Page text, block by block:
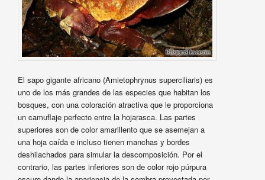
El sapo gigante africano (Amietophrynus superciliaris) es
uno de los más grandes de las especies que habitan los
bosques, con una coloración atractiva que le proporciona
un camuflaje perfecto entre la hojarasca. Las partes
superiores son de color amarillento que se asemejan a
una hoja caída e incluso tienen manchas y bordes
deshilachados para simular la descomposición. Por el
contrario, las partes inferiores son de color rojo púrpura